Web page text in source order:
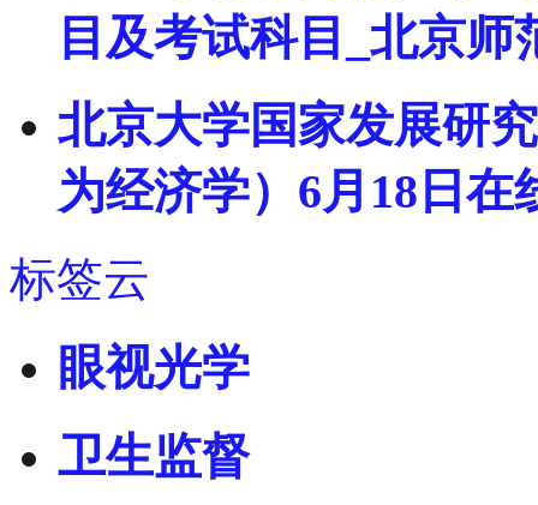
目及考试科目_北京师
北京大学国家发展研
为经济学）6月18日在
标签云
眼视光学
卫生监督